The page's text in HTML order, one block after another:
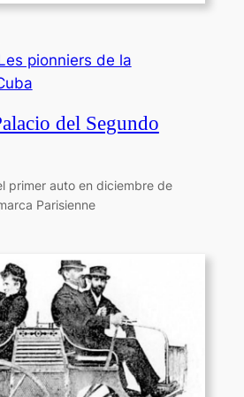
pionniers de la
del Segundo
primer auto en diciembre de
Parisienne